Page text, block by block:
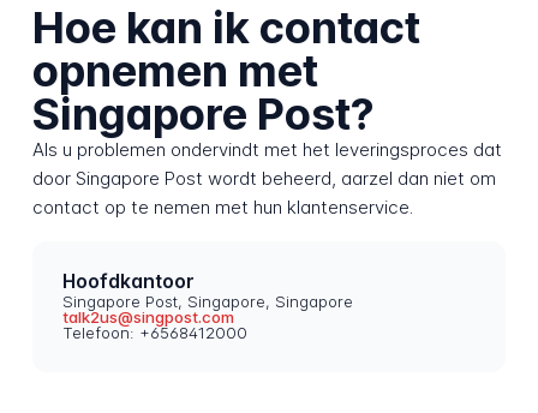
Hoe kan ik contact
opnemen met
Singapore Post?
Als u problemen ondervindt met het leveringsproces dat
door Singapore Post wordt beheerd, aarzel dan niet om
contact op te nemen met hun klantenservice.
Hoofdkantoor
Singapore Post, Singapore, Singapore
talk2us@singpost.com
Telefoon: +6568412000